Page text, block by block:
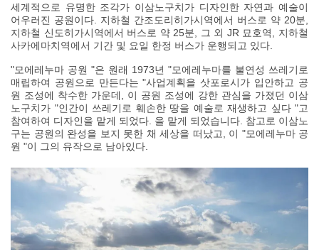
세계적으로 유명한 조각가 이삼노구치가 디자인한 자연과 예술이
어우러진 공원이다. 지하철 간조도리히가시역에서 버스로 약 20분,
지하철 신도히가시역에서 버스로 약 25분, 그 외 JR 묘호역, 지하철
사카에마치역에서 기간 및 요일 한정 버스가 운행되고 있다.
"모에레누마 공원 "은 원래 1973년 "모에레누마를 불연성 쓰레기로
매립하여 공원으로 만든다는 "사업계획을 삿포로시가 입안하고 공
원 조성에 착수한 가운데, 이 공원 조성에 강한 관심을 가졌던 이삼
노구치가 "인간이 쓰레기로 훼손한 땅을 예술로 재생하고 싶다 "고
참여하여 디자인을 맡게 되었다. 을 맡게 되었습니다. 참고로 이삼노
구는 공원의 완성을 보지 못한 채 세상을 떠났고, 이 "모에레누마 공
원 "이 그의 유작으로 남아있다.